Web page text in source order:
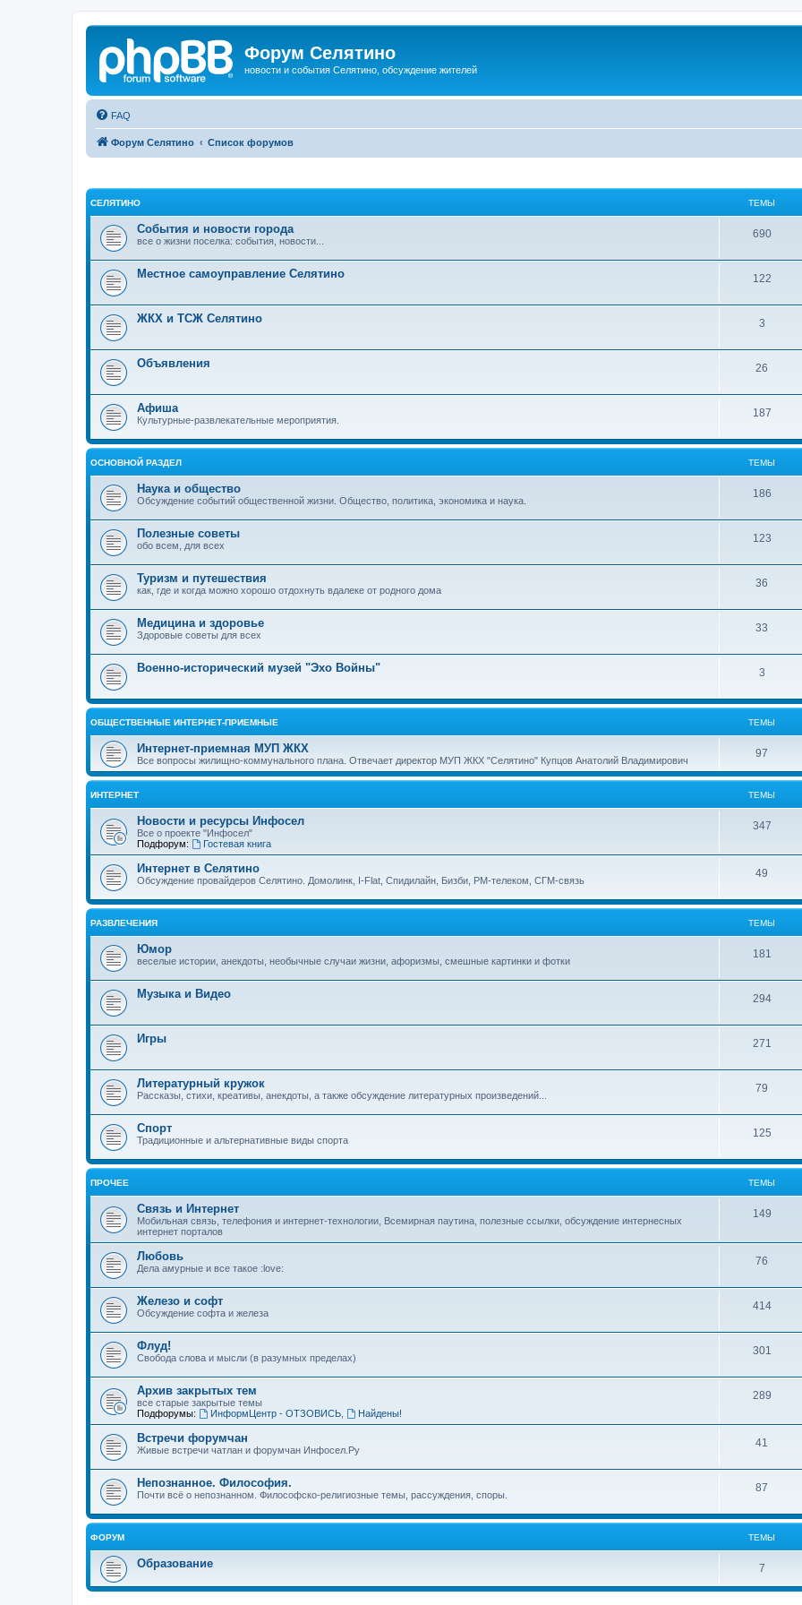
Форум Селятино
новости и события Селятино, обсуждение жителей
FAQ
Форум Селятино Список форумов
СЕЛЯТИНО ТЕМЫ
События и новости города
все о жизни поселка: события, новости...
690
Местное самоуправление Селятино 122
ЖКХ и ТСЖ Селятино 3
Объявления 26
Афиша
Культурные-развлекательные мероприятия.
187
ОСНОВНОЙ РАЗДЕЛ ТЕМЫ
Наука и общество
Обсуждение событий общественной жизни. Общество, политика, экономика и наука.
186
Полезные советы
обо всем, для всех
123
Туризм и путешествия
как, где и когда можно хорошо отдохнуть вдалеке от родного дома
36
Медицина и здоровье
Здоровые советы для всех
33
Военно-исторический музей "Эхо Войны" 3
ОБЩЕСТВЕННЫЕ ИНТЕРНЕТ-ПРИЕМНЫЕ ТЕМЫ
Интернет-приемная МУП ЖКХ
Все вопросы жилищно-коммунального плана. Отвечает директор МУП ЖКХ "Селятино" Купцов Анатолий Владимирович
97
ИНТЕРНЕТ ТЕМЫ
Новости и ресурсы Инфосел
Все о проекте "Инфосел"
Подфорум:
Гостевая книга
347
Интернет в Селятино
Обсуждение провайдеров Селятино. Домолинк, I-Flat, Спидилайн, Бизби, РМ-телеком, СГМ-связь
49
РАЗВЛЕЧЕНИЯ ТЕМЫ
Юмор
веселые истории, анекдоты, необычные случаи жизни, афоризмы, смешные картинки и фотки
181
Музыка и Видео 294
Игры 271
Литературный кружок
Рассказы, стихи, креативы, анекдоты, а также обсуждение литературных произведений...
79
Спорт
Традиционные и альтернативные виды спорта
125
ПРОЧЕЕ ТЕМЫ
Связь и Интернет
Мобильная связь, телефония и интернет-технологии, Всемирная паутина, полезные ссылки, обсуждение интернесных
интернет порталов
149
Любовь
Дела амурные и все такое :love:
76
Железо и софт
Обсуждение софта и железа
414
Флуд!
Свобода слова и мысли (в разумных пределах)
301
Архив закрытых тем
все старые закрытые темы
Подфорумы:
ИнформЦентр - ОТЗОВИСЬ, Найдены!
289
Встречи форумчан
Живые встречи чатлан и форумчан Инфосел.Ру
41
Непознанное. Философия.
Почти всё о непознанном. Философско-религиозные темы, рассуждения, споры.
87
ФОРУМ ТЕМЫ
Образование 7